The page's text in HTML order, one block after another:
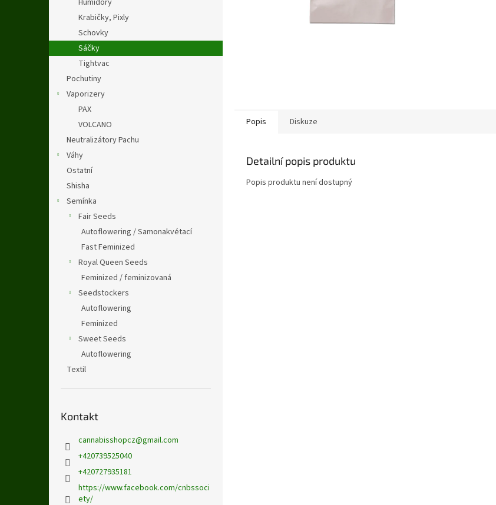
Humidory
Krabičky, Pixly
Schovky
Sáčky
Tightvac
Pochutiny
Vaporizery
PAX
VOLCANO
Neutralizátory Pachu
Váhy
Ostatní
Shisha
Semínka
Fair Seeds
Autoflowering / Samonakvétací
Fast Feminized
Royal Queen Seeds
Feminized / feminizovaná
Seedstockers
Autoflowering
Feminized
Sweet Seeds
Autoflowering
Textil
Kontakt
cannabisshopcz@gmail.com
+420739525040
+420727935181
https://www.facebook.com/cnbssoci
ety/
Popis Diskuze
Detailní popis produktu
Popis produktu není dostupný